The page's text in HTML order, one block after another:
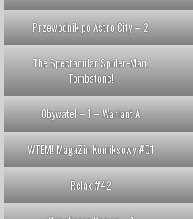
Przewodnik po Astro City – 2
The Spectacular Spider-Man.
Tombstone!
Obywatel – 1 – Wariant A
WTEM! MagaZin Komiksowy #01
Relax #42